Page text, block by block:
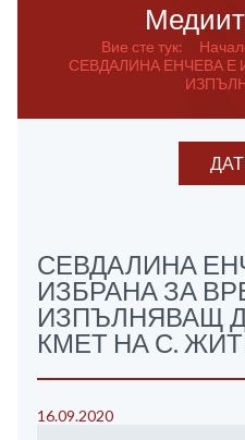
Вие сте тук:
СЕВДАЛИНА ЕНЧЕВА Е
СЕВДАЛИНА
ИЗБРАНА ЗА
ИЗПЪЛНЯВАЩ
КМЕТ НА С.
16.09.2020